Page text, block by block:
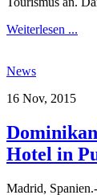
Weiterlesen ...
News
16 Nov, 2015
Hotel in
Madrid,